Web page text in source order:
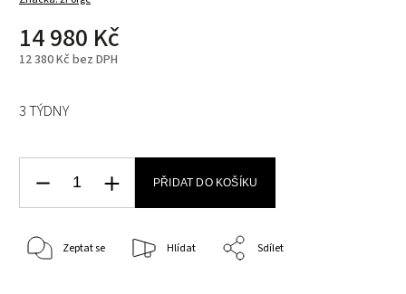
14 980 Kč
12 380 Kč bez DPH
3 TÝDNY
PŘIDAT DO KOŠÍKU
Zeptat se Hlídat Sdílet